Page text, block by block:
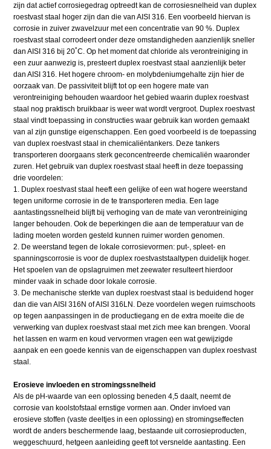
zijn dat actief corrosiegedrag optreedt kan de corrosiesnelheid van duplex
roestvast staal hoger zijn dan die van AISI 316. Een voorbeeld hiervan is
corrosie in zuiver zwavelzuur met een concentratie van 90 %. Duplex
roestvast staal corrodeert onder deze omstandigheden aanzienlijk sneller
dan AISI 316 bij 20˚C. Op het moment dat chloride als verontreiniging in
een zuur aanwezig is, presteert duplex roestvast staal aanzienlijk beter
dan AISI 316. Het hogere chroom- en molybdeniumgehalte zijn hier de
oorzaak van. De passiviteit blijft tot op een hogere mate van
verontreiniging behouden waardoor het gebied waarin duplex roestvast
staal nog praktisch bruikbaar is weer wat wordt vergroot. Duplex roestvast
staal vindt toepassing in constructies waar gebruik kan worden gemaakt
van al zijn gunstige eigenschappen. Een goed voorbeeld is de toepassing
van duplex roestvast staal in chemicaliëntankers. Deze tankers
transporteren doorgaans sterk geconcentreerde chemicaliën waaronder
zuren. Het gebruik van duplex roestvast staal heeft in deze toepassing
drie voordelen:
1. Duplex roestvast staal heeft een gelijke of een wat hogere weerstand
tegen uniforme corrosie in de te transporteren media. Een lage
aantastingssnelheid blijft bij verhoging van de mate van verontreiniging
langer behouden. Ook de beperkingen die aan de temperatuur van de
lading moeten worden gesteld kunnen ruimer worden genomen.
2. De weerstand tegen de lokale corrosievormen: put-, spleet- en
spanningscorrosie is voor de duplex roestvaststaaltypen duidelijk hoger.
Het spoelen van de opslagruimen met zeewater resulteert hierdoor
minder vaak in schade door lokale corrosie.
3. De mechanische sterkte van duplex roestvast staal is beduidend hoger
dan die van AISI 316N of AISI 316LN. Deze voordelen wegen ruimschoots
op tegen aanpassingen in de productiegang en de extra moeite die de
verwerking van duplex roestvast staal met zich mee kan brengen. Vooral
het lassen en warm en koud vervormen vragen een wat gewijzigde
aanpak en een goede kennis van de eigenschappen van duplex roestvast
staal.
Erosieve invloeden en stromingssnelheid
Als de pH-waarde van een oplossing beneden 4,5 daalt, neemt de
corrosie van koolstofstaal ernstige vormen aan. Onder invloed van
erosieve stoffen (vaste deeltjes in een oplossing) en stromingseffecten
wordt de anders beschermende laag, bestaande uit corrosieproducten,
weggeschuurd, hetgeen aanleiding geeft tot versnelde aantasting. Een